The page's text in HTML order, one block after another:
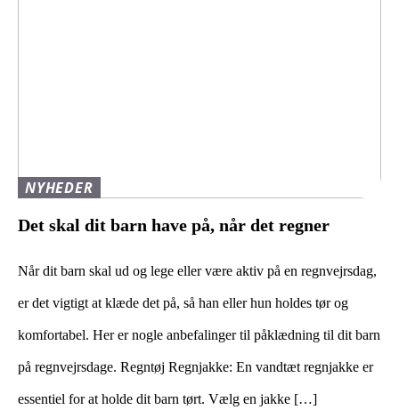
NYHEDER
Det skal dit barn have på, når det regner
Når dit barn skal ud og lege eller være aktiv på en regnvejrsdag,
er det vigtigt at klæde det på, så han eller hun holdes tør og
komfortabel. Her er nogle anbefalinger til påklædning til dit barn
på regnvejrsdage. Regntøj Regnjakke: En vandtæt regnjakke er
essentiel for at holde dit barn tørt. Vælg en jakke […]